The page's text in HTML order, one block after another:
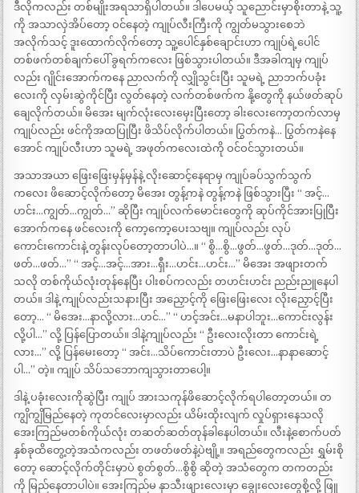
ဒီလိုကလည်း တစ်မျိုးအရသာရှိပါတယ်။ ဒါပေမယ့် သူညောင်းမှာစိုးတာနဲ့ သူ့
ကို အသာလှဲအိပ်တော့ ဝင်နေတဲ့ ကျုပ်လီးကြီးကို ကျွတ်မသွားစေဘဲ
အလိုက်သင့် ဒူးထောက်လိုက်တော့ သူ့ပေါင်နှစ်ချောင်းဟာ ကျုပ်ရဲ့ပေါင်
တစ်ဖက်တစ်ချက်ပေါ် ခွရက်ကလေး ဖြစ်သွားပါတယ်။ ဒီအခါကျမှ ကျုပ်
လည်း ဂျိုင်းအောက်ကနေ ညာလက်ကို လျှိုသွင်းပြီး သူမရဲ့ ညာဘက်ပခုံး
လေးကို လှမ်းဆွဲကိုင်ပြီး လွတ်နေတဲ့ လက်တစ်ဖက်က နို့တွေကို နယ်ဖတ်ဆုပ်
ချေလိုက်တယ်။ မိအေး မျက်လုံးလေးမှေးပြီးတော့ ခါးလေးကော့တက်လာမှ
ကျုပ်လည်း ဖင်ကိုအထပြုပြီး ဖိသိပ်လိုက်ပါတယ်။ ပြွတ်ကနဲ… ပြွတ်ကနဲနေ
အောင် ကျုပ်လီးဟာ သူမရဲ့ အဖုတ်ကလေးထဲကို ဝင်ဝင်သွားတယ်။
အသာအယာ ဖြေးဖြေးမှန်မှန်နဲ့ လိုးဆောင့်နေရာမှ ကျုပ်ခပ်သွက်သွက်
ကလေး ဖိဆောင့်လိုက်တော့ မိအေး တွန့်ကနဲ တွန့်ကနဲ ဖြစ်သွားပြီး “ အင့်…
ဟင်း…ကျွတ်…ကျွတ်…” ဆိုပြီး ကျုပ်လက်မောင်းတွေကို ဆုပ်ကိုင်အားပြုပြီး
အောက်ကနေ ဖင်လေးကို ကော့ကော့ပေးသဗျ။ ကျုပ်လည်း လုပ်
ကောင်းကောင်းနဲ့ တွန်းလုပ်တော့တာပါပဲ…။ “ စွိ…စွိ…ဖွတ်…ဖွတ်…ဒုတ်…ဒုတ်…
ဖတ်…ဖတ်…” “ အင့်…အင့်…အား…ရှီး…ဟင်း…ဟင်း…” မိအေး အဖျားတက်
သလို တစ်ကိုယ်လုံးတုန်နေပြီး ပါးစပ်ကလည်း တဟင်းဟင်း ညည်းညူနေပါ
တယ်။ ဒါနဲ့ ကျုပ်လည်းသနားပြီး အညှောင့်ကို ဖြေးဖြေးလေး လိုးညှောင့်ပြီး
တော့… “ မိအေး…နာလို့လား…ဟင်…” “ ဟင့်အင်း…မနာပါဘူး…ကောင်းလွန်း
လို့ပါ…” လို့ ပြန်ပြောတယ်။ ဒါနဲ့ကျုပ်လည်း “ ဦးလေးလိုးတာ ကောင်းရဲ့
လား…” လို့ ပြန်မေးတော့ “ အင်း…သိပ်ကောင်းတာပဲ ဦးလေး…နာနာဆောင့်
ပါ…” တဲ့။ ကျုပ် သိပ်သဘောကျသွားတာပေါ့။
ဒါနဲ့ ပခုံးလေးကိုဆွဲပြီး ကျုပ် အားသကုန်ဖိဆောင့်လိုက်ရပါတော့တယ်။ တ
ကျွိကျွိမြည်နေတဲ့ ကုတင်လေးမှာလည်း ယိမ်းထိုးလျက် လှုပ်ရှားနေသလို
အေးကြည်မတစ်ကိုယ်လုံး တဆတ်ဆတ်တုန်ခါနေပါတယ်။ လီးနဲ့စောက်ပတ်
နှစ်ခုထိတွေ့တဲ့အသံကလည်း တဖတ်ဖတ်နဲ့ပဲဗျို့။ အရည်တွေကလည်း ရွှမ်းစို
တော့ ဆောင့်လိုက်တိုင်းမှာပဲ စွတ်စွတ်…စွိစွိ ဆိုတဲ့ အသံတွေက တကတည်း
ကို မြည်နေတာပါပဲ။ အေးကြည်မ နှာသီးဖျားလေးမှာ ချွေးလေးတွေစို့လို့ ဖြူ